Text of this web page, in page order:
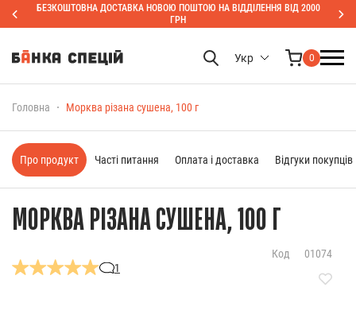
БЕЗКОШТОВНА ДОСТАВКА НОВОЮ ПОШТОЮ НА ВІДДІЛЕННЯ ВІД 2000
ГРН
Укр 0
Головна Морква різана сушена, 100 г
МОРКВА РІЗАНА СУШЕНА, 100 Г
1
Код 01074
Про продукт Часті питання Оплата і доставка Відгуки покупців